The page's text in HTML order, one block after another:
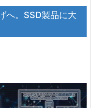
へ。SSD製品に大